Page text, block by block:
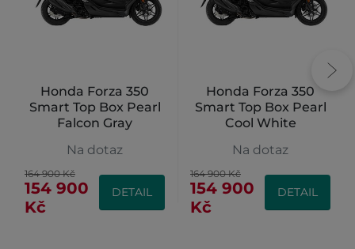
Honda Forza 350
Smart Top Box Pearl
Falcon Gray
Na dotaz
164 900 Kč
154 900
Kč
DETAIL
Honda Forza 350
Smart Top Box Pearl
Cool White
Na dotaz
164 900 Kč
154 900
Kč
DETAIL